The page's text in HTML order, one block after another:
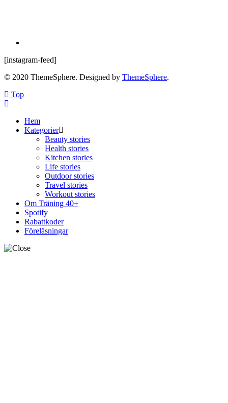
[instagram-feed]
© 2020 ThemeSphere. Designed by ThemeSphere.
Top
Hem
Kategorier
Beauty stories
Health stories
Kitchen stories
Life stories
Outdoor stories
Travel stories
Workout stories
Om Träning 40+
Spotify
Rabattkoder
Föreläsningar